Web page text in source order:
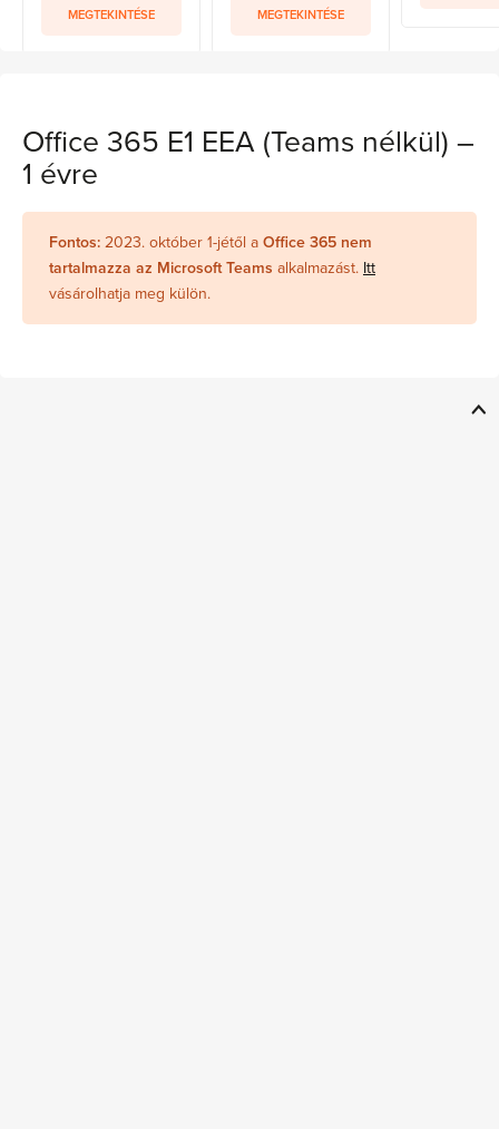
MEGTEKINTÉSE MEGTEKINTÉSE
Office 365 E1 EEA (Teams nélkül) –
1 évre
Fontos: 2023. október 1-jétől a Office 365 nem
tartalmazza az Microsoft Teams alkalmazást. Itt
vásárolhatja meg külön.